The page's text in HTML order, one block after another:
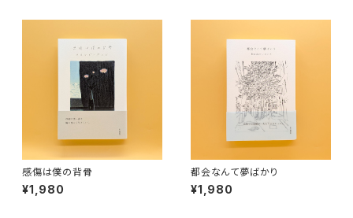
感傷は僕の背骨
¥1,980
都会なんて夢ばかり
¥1,980